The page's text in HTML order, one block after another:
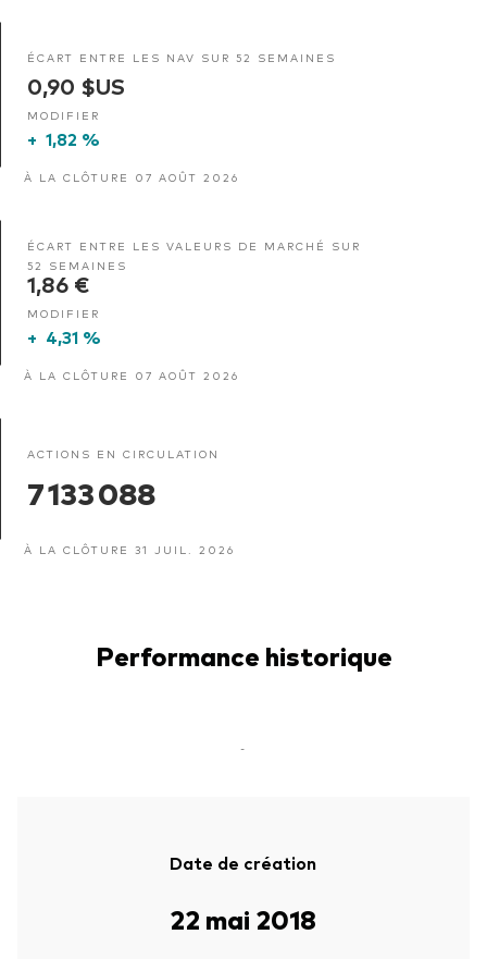
ÉCART ENTRE LES NAV SUR 52 SEMAINES
0,90 $US
MODIFIER
+ 1,82 %
À LA CLÔTURE 07 AOÛT 2026
ÉCART ENTRE LES VALEURS DE MARCHÉ SUR
52 SEMAINES
1,86 €
MODIFIER
+ 4,31 %
À LA CLÔTURE 07 AOÛT 2026
ACTIONS EN CIRCULATION
7 133 088
À LA CLÔTURE 31 JUIL. 2026
Performance historique
-
Date de création
22 mai 2018